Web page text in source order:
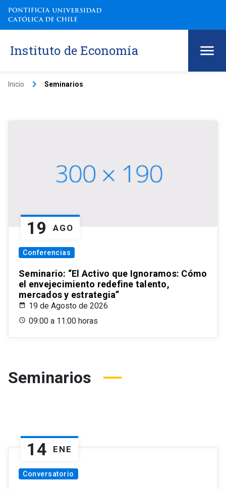
Instituto de Economía
Inicio keyboard_arrow_right Seminarios
19 AGO
Conferencias
Seminario: “El Activo que Ignoramos: Cómo
el envejecimiento redefine talento,
mercados y estrategia”
19 de Agosto de 2026
09:00 a 11:00 horas
Seminarios
14 ENE
Conversatorio